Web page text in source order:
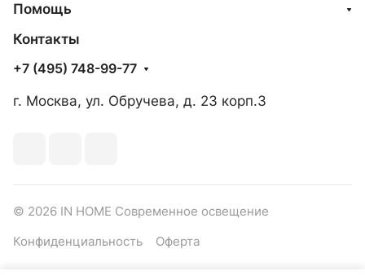
Помощь
Контакты
+7 (495) 748-99-77
г. Москва, ул. Обручева, д. 23 корп.3
© 2026 IN HOME Современное освещение
Конфиденциальность Оферта